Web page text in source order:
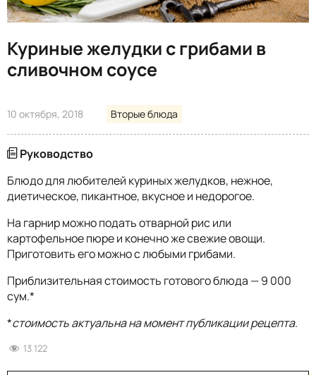
Куриные желудки с грибами в
сливочном соусе
10 октября, 2018 Вторые блюда
Руководство
Блюдо для любителей куриных желудков, нежное,
диетическое, пикантное, вкусное и недорогое.
На гарнир можно подать отварной рис или
картофельное пюре и конечно же свежие овощи.
Приготовить его можно с любыми грибами.
Приблизительная стоимость готового блюда — 9 000
сум.*
*стоимость актуальна на момент публикации рецепта.
13 122